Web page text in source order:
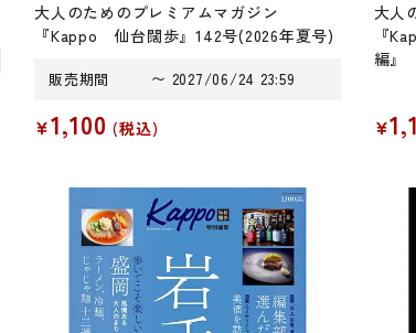
大人のためのプレミアムマガジン
『Kappo 仙台闊歩』142号(2026年夏号)
販売期間 〜 2027/06/24 23:59
¥1,100 税込
大人
『
編』
¥